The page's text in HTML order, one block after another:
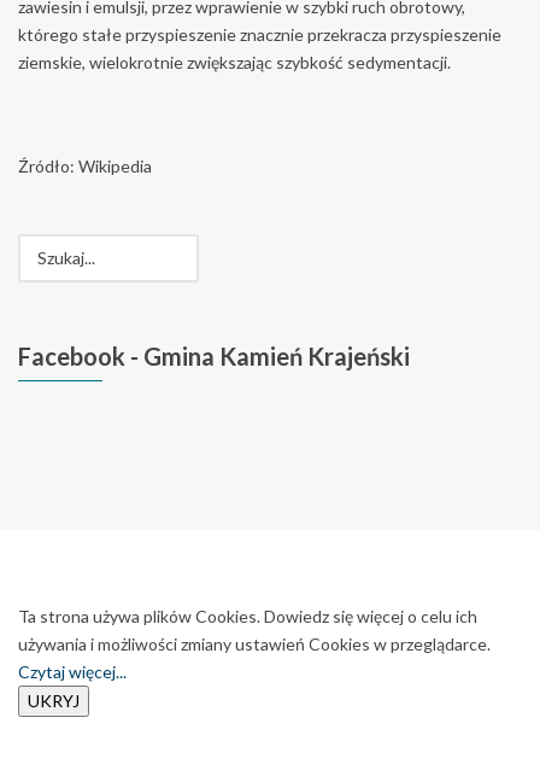
zawiesin i emulsji, przez wprawienie w szybki ruch obrotowy,
którego stałe przyspieszenie znacznie przekracza przyspieszenie
ziemskie, wielokrotnie zwiększając szybkość sedymentacji.
Źródło: Wikipedia
Facebook - Gmina Kamień Krajeński
Ta strona używa plików Cookies. Dowiedz się więcej o celu ich
używania i możliwości zmiany ustawień Cookies w przeglądarce.
Czytaj więcej...